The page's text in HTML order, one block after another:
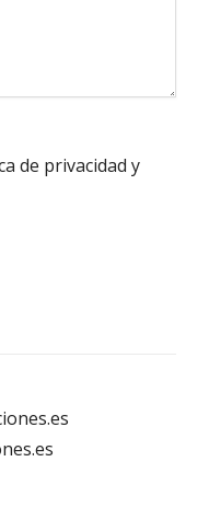
de privacidad y